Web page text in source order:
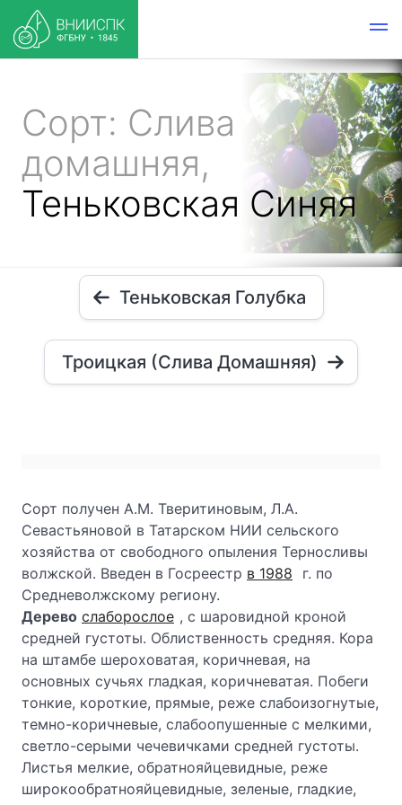
Сорт: Слива
домашняя,
Теньковская Синяя
Теньковская Голубка
Троицкая (Слива Домашняя)
Сорт получен А.М. Тверитиновым, Л.А.
Севастьяновой в Татарском НИИ сельского
хозяйства от свободного опыления Терносливы
волжской. Введен в Госреестр в 1988
г. по
Средневолжскому региону.
Дерево слаборослое , с шаровидной кроной
средней густоты. Облиственность средняя. Кора
на штамбе шероховатая, коричневая, на
основных сучьях гладкая, коричневатая. Побеги
тонкие, короткие, прямые, реже слабоизогнутые,
темно-коричневые, слабоопушенные с мелкими,
светло-серыми чечевичками средней густоты.
Листья мелкие, обратнояйцевидные, реже
широкообратнояйцевидные, зеленые, гладкие,